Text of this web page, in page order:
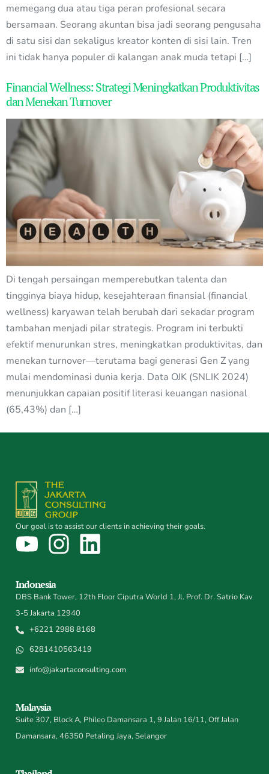
memegang dua atau tiga peran profesional secara
bersamaan. Seorang akuntan bisa jadi seorang pengusaha
di satu sisi dan sekaligus kreator konten di sisi lain. Tren
ini tidak hanya populer di kalangan anak muda tetapi […]
Financial Wellness: Strategi Meningkatkan Produktivitas
dan Menekan Turnover
Di tengah persaingan memperebutkan talenta dan
tingginya biaya hidup, kesejahteraan finansial (financial
wellness) karyawan telah berubah dari sekadar program
tambahan menjadi pilar strategis. Program ini terbukti
efektif menurunkan stres, meningkatkan produktivitas, dan
menekan turnover—terutama bagi generasi Gen Z yang
mulai mendominasi dunia kerja. Data OJK (SNLIK 2024)
menunjukkan capaian positif literasi keuangan nasional
(65,43%) dan […]
Our goal is to assist our clients in achieving their goals.
Indonesia
DBS Bank Tower, 12th Floor Ciputra World 1, Jl. Prof. Dr. Satrio Kav
3-5 Jakarta 12940
+6221 2988 8168
6281410563419
info@jakartaconsulting.com
Malaysia
Suite 307, Block A, Phileo Damansara 1, 9 Jalan 16/11, Off Jalan
Damansara, 46350 Petaling Jaya, Selangor